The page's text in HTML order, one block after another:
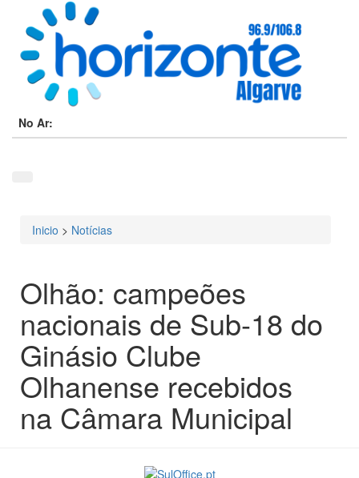
No Ar:
Está aqui
Inicio > Notícias
Olhão: campeões
nacionais de Sub-18 do
Ginásio Clube
Olhanense recebidos
na Câmara Municipal